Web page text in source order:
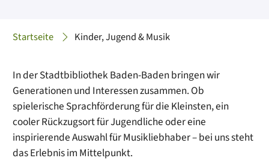
Startseite Kinder, Jugend & Musik
In der Stadtbibliothek Baden-Baden bringen wir
Generationen und Interessen zusammen. Ob
spielerische Sprachförderung für die Kleinsten, ein
cooler Rückzugsort für Jugendliche oder eine
inspirierende Auswahl für Musikliebhaber – bei uns steht
das Erlebnis im Mittelpunkt.